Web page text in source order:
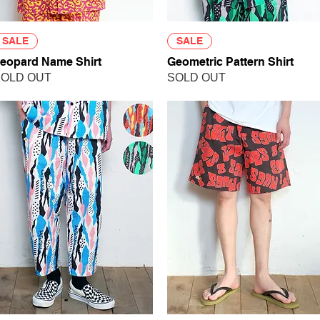
クイックビュー
SALE
Name Shirt
OUT
SALE
Geometric Pattern Shirt
SOLD OUT